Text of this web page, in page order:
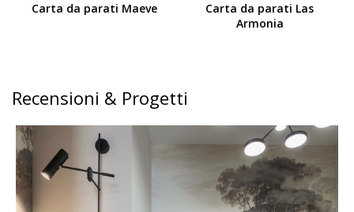
Carta da parati Maeve
Carta da parati Las
Armonia
Recensioni & Progetti